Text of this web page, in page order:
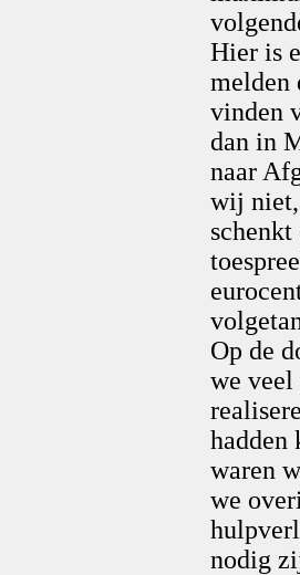
Hier is
melden
vinden
dan in
naar
wij niet,
schenkt
Op de
we veel
hadden
waren
we
nodig